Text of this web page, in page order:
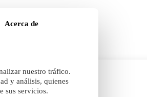
RANGO EDAD
Acerca de
nuestro tráfico.
y análisis, quienes
sus servicios.